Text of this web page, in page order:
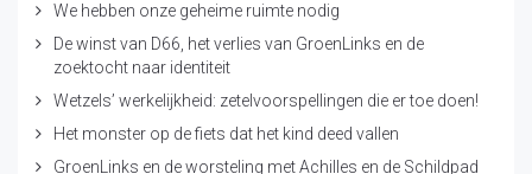
We hebben onze geheime ruimte nodig
De winst van D66, het verlies van GroenLinks en de
zoektocht naar identiteit
Wetzels’ werkelijkheid: zetelvoorspellingen die er toe doen!
Het monster op de fiets dat het kind deed vallen
GroenLinks en de worsteling met Achilles en de Schildpad